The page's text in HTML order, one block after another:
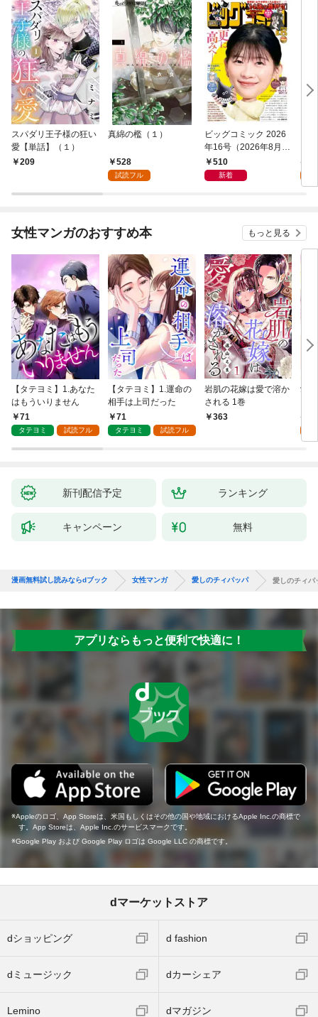
スパダリ王子様の狂い
愛【単話】（１）
209
真綿の檻（１）
528
試読フル
ビッグコミック 2026
年16号（2026年8月7
日発売）
510
新着
女性マンガのおすすめ本 もっと見る
【タテヨミ】1.あなた
はもういりません
71
タテヨミ 試読フル
【タテヨミ】1.運命の
相手は上司だった
71
タテヨミ 試読フル
岩肌の花嫁は愛で溶か
される 1巻
363
愛
新刊配信予定 ランキング
キャンペーン 無料
漫画無料試し読みならdブック 女性マンガ 愛しのチィパッパ 愛しのチィパ
アプリならもっと便利で快適に！
Appleのロゴ、App Storeは、米国もしくはその他の国や地域におけるApple Inc.の商標で
す。App Storeは、Apple Inc.のサービスマークです。
Google Play および Google Play ロゴは Google LLC の商標です。
dマーケットストア
dショッピング d fashion
dミュージック dカーシェア
Lemino dマガジン